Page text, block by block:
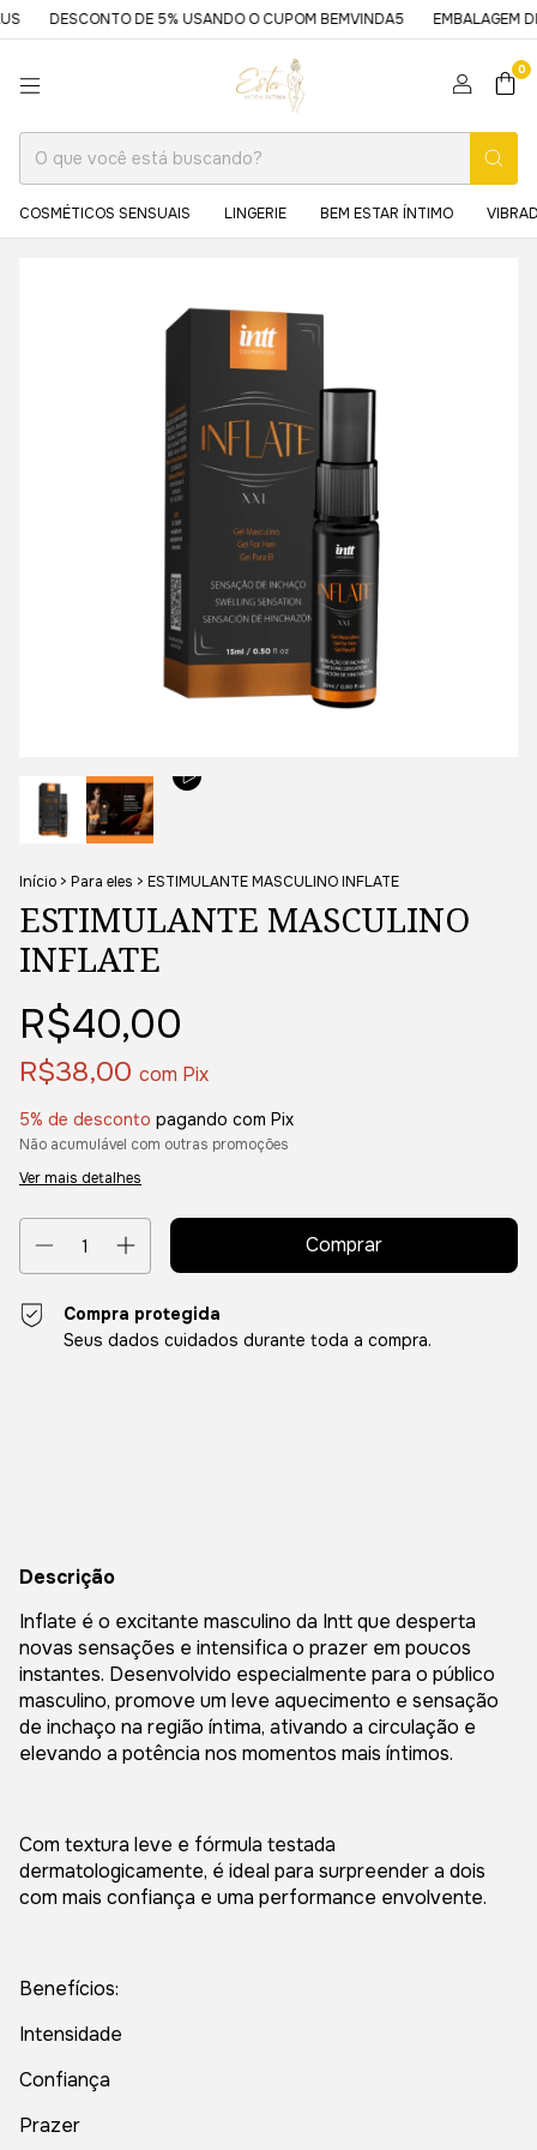
DESCONTO DE 5% USANDO O CUPOM BEMVINDA5 EMBALAGEM
0
COSMÉTICOS SENSUAIS LINGERIE BEM ESTAR ÍNTIMO
Início > Para eles > ESTIMULANTE MASCULINO INFLATE
ESTIMULANTE MASCULINO
INFLATE
R$40,00
R$38,00 com Pix
5% de desconto pagando com Pix
Não acumulável com outras promoções
Ver mais detalhes
Compra protegida
Seus dados cuidados durante toda a compra.
Descrição
Inflate é o excitante masculino da Intt que desperta
novas sensações e intensifica o prazer em poucos
instantes. Desenvolvido especialmente para o público
masculino, promove um leve aquecimento e sensação
de inchaço na região íntima, ativando a circulação e
elevando a potência nos momentos mais íntimos.
Com textura leve e fórmula testada
dermatologicamente, é ideal para surpreender a dois
com mais confiança e uma performance envolvente.
Benefícios:
Intensidade
Confiança
Prazer